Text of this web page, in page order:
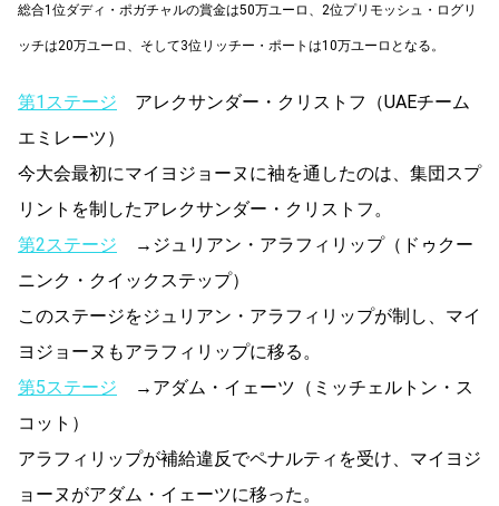
総合1位ダディ・ポガチャルの賞金は50万ユーロ、2位プリモッシュ・ログリ
ッチは20万ユーロ、そして3位リッチー・ポートは10万ユーロとなる。
第1ステージ アレクサンダー・クリストフ（UAEチーム
エミレーツ）
今大会最初にマイヨジョーヌに袖を通したのは、集団スプ
リントを制したアレクサンダー・クリストフ。
第2ステージ →ジュリアン・アラフィリップ（ドゥクー
ニンク・クイックステップ）
このステージをジュリアン・アラフィリップが制し、マイ
ヨジョーヌもアラフィリップに移る。
第5ステージ →アダム・イェーツ（ミッチェルトン・ス
コット）
アラフィリップが補給違反でペナルティを受け、マイヨジ
ョーヌがアダム・イェーツに移った。